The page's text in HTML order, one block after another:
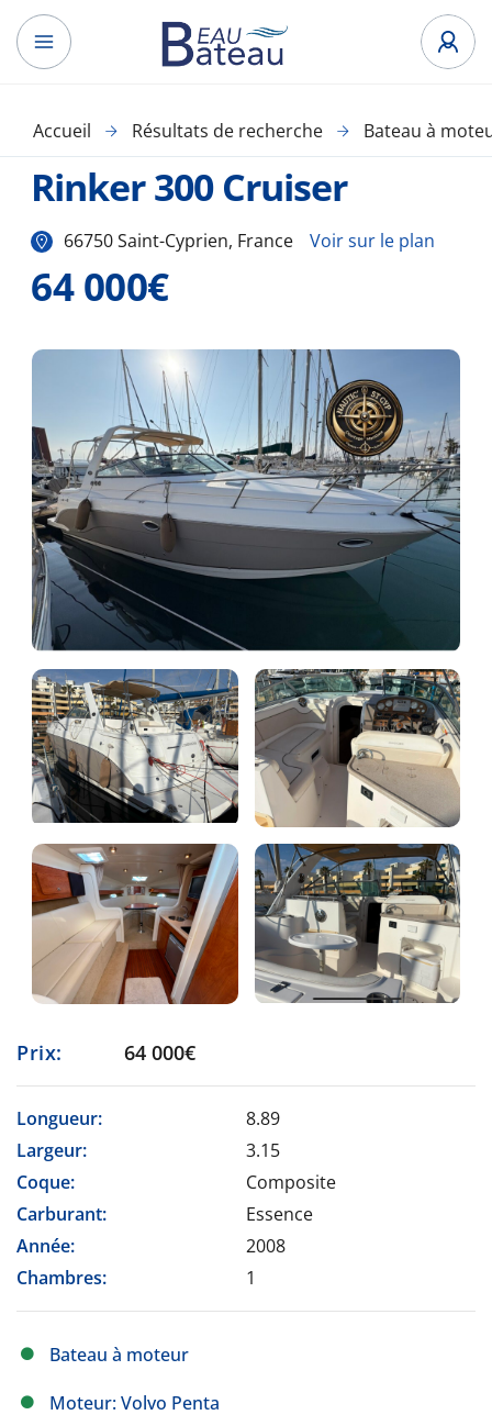
Accueil Résultats de recherche Bateau à
Rinker 300 Cruiser
66750 Saint-Cyprien, France Voir sur le plan
64 000€
Prix: 64 000€
Longueur:
8.89
Largeur:
3.15
Coque:
Composite
Carburant:
Essence
Année:
2008
Chambres:
1
Bateau à moteur
Moteur: Volvo Penta